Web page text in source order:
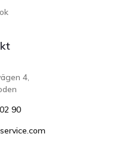
4,
90